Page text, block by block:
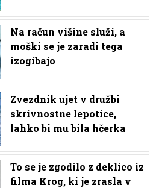
Na račun višine služi, a
moški se je zaradi tega
izogibajo
Zvezdnik ujet v družbi
skrivnostne lepotice,
lahko bi mu bila hčerka
To se je zgodilo z deklico iz
filma Krog, ki je zrasla v